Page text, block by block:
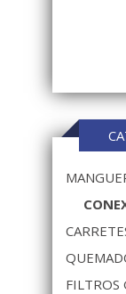
FILTROS